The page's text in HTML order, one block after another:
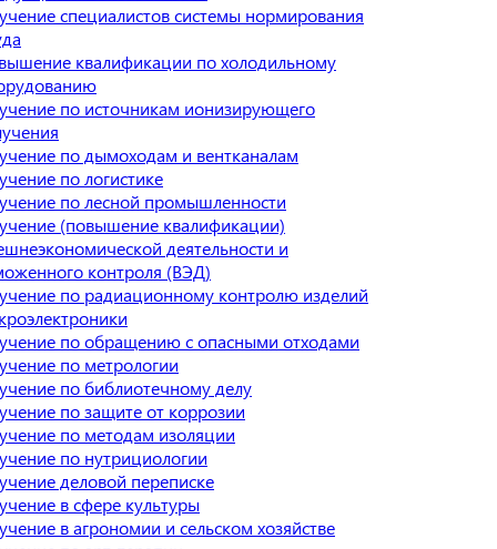
специалистов системы нормирования
квалификации по холодильному
по источникам ионизирующего
по дымоходам и вентканалам
по логистике
по лесной промышленности
(повышение квалификации)
деятельности и
контроля (ВЭД)
по радиационному контролю изделий
по обращению с опасными отходами
по метрологии
по библиотечному делу
по защите от коррозии
по методам изоляции
по нутрициологии
деловой переписке
в сфере культуры
в агрономии и сельском хозяйстве